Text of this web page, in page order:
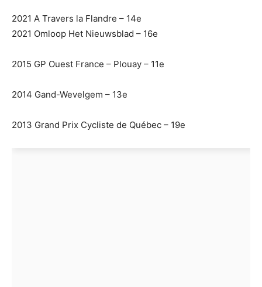
2021 A Travers la Flandre – 14e
2021 Omloop Het Nieuwsblad – 16e
2015 GP Ouest France – Plouay – 11e
2014 Gand-Wevelgem – 13e
2013 Grand Prix Cycliste de Québec – 19e